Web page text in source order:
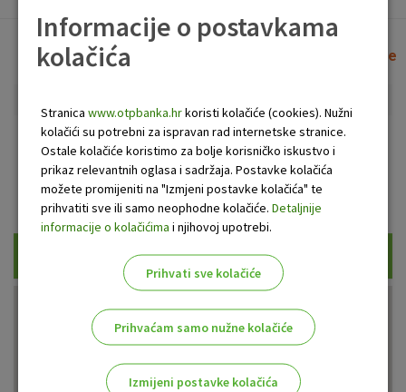
Lista poslovnica i bankomata Očisti filtere
Bankomat Poslovnica
Prikaži samo uplatne bankomate
Informacije o postavkama
kolačića
Stranica www.otpbanka.hrkoristi kolačiće (cookies). Nužni
kolačići su potrebni za ispravan rad internetske stranice.
Ostale kolačiće koristimo za bolje korisničko iskustvo i
prikaz relevantnih oglasa i sadržaja. Postavke kolačića
možete promijeniti na "Izmjeni postavke kolačića" te
prihvatiti sve ili samo neophodne kolačiće. Detaljnije
informacije o kolačićima i njihovoj upotrebi.
Prihvati sve kolačiće
Prihvaćam samo nužne kolačiće
Izmijeni postavke kolačića